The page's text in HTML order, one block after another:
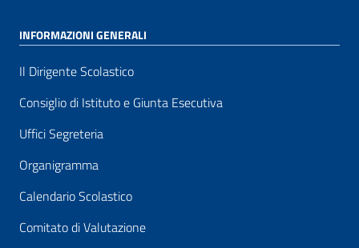
INFORMAZIONI GENERALI
Il Dirigente Scolastico
Consiglio di Istituto e Giunta Esecutiva
Uffici Segreteria
Organigramma
Calendario Scolastico
Comitato di Valutazione